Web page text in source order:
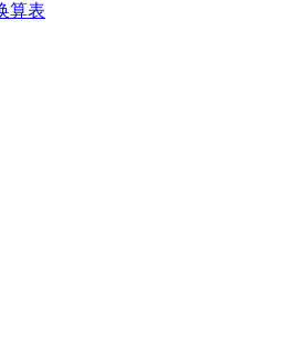
算表